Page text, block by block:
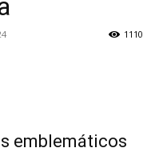
1110
emblemáticos